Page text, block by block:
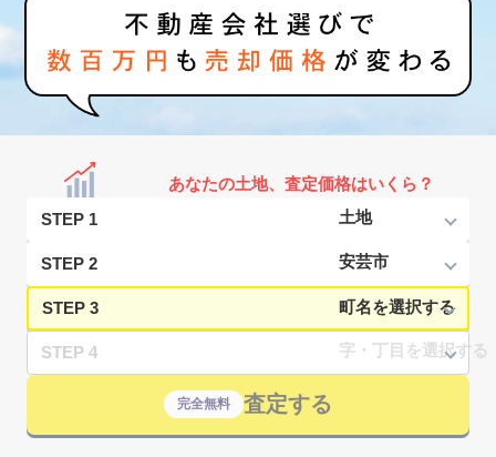
あなたの土地、査定価格はいくら？
STEP 1
STEP 2
STEP 3
STEP 4
完全無料 査定する
家査定シミュレーター
お問い合わせ